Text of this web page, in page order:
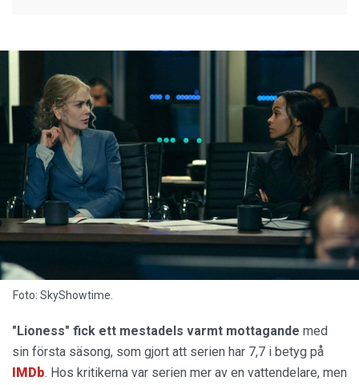
Foto: SkyShowtime.
"Lioness" fick ett mestadels varmt mottagande med
sin första säsong, som gjort att serien har 7,7 i betyg på
IMDb. Hos kritikerna var serien mer av en vattendelare, men